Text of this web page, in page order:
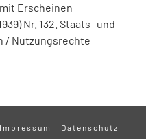
Erscheinen
Nr. 132. Staats- und
/ Nutzungsrechte
Impressum Datenschutz